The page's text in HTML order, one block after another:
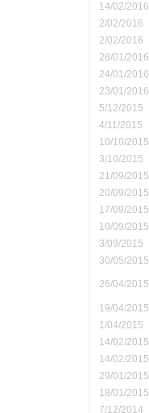
14/02/2016
2/02/2016
2/02/2016
28/01/2016
24/01/2016
23/01/2016
5/12/2015
4/11/2015
10/10/2015
3/10/2015
21/09/2015
20/09/2015
17/09/2015
10/09/2015
3/09/2015
30/05/2015
26/04/2015
19/04/2015
1/04/2015
14/02/2015
14/02/2015
29/01/2015
18/01/2015
7/12/2014